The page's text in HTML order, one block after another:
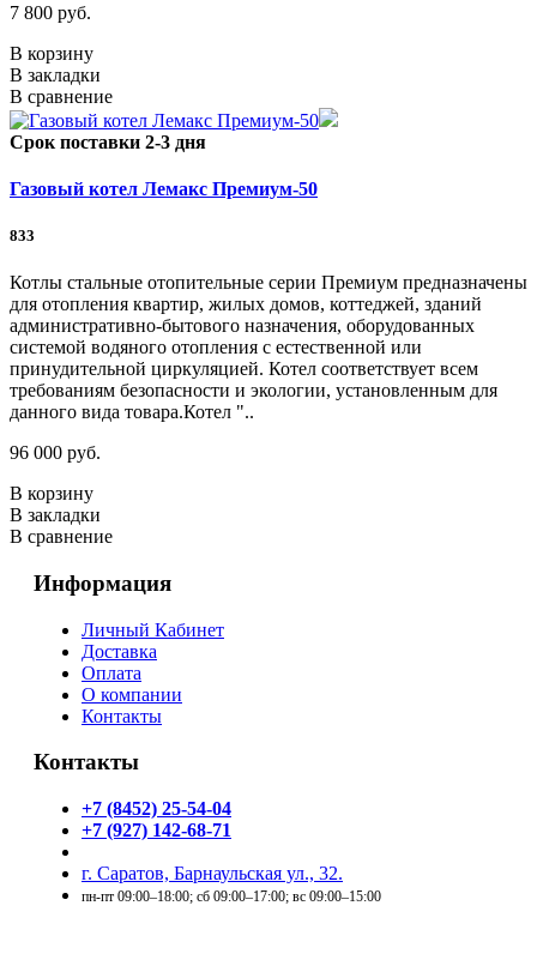
7 800 руб.
В корзину
В закладки
В сравнение
Срок поставки 2-3 дня
Газовый котел Лемакс Премиум-50
833
Котлы стальные отопительные серии Премиум предназначены
для отопления квартир, жилых домов, коттеджей, зданий
административно-бытового назначения, оборудованных
системой водяного отопления с естественной или
принудительной циркуляцией. Котел соответствует всем
требованиям безопасности и экологии, установленным для
данного вида товара.Котел "..
96 000 руб.
В корзину
В закладки
В сравнение
Информация
Личный Кабинет
Доставка
Оплата
О компании
Контакты
Контакты
+7 (8452) 25-54-04
+7 (927) 142-68-71
г. Саратов, Барнаульская ул., 32.
пн-пт 09:00–18:00; сб 09:00–17:00; вс 09:00–15:00